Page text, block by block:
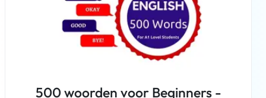
500 woorden voor Beginners -